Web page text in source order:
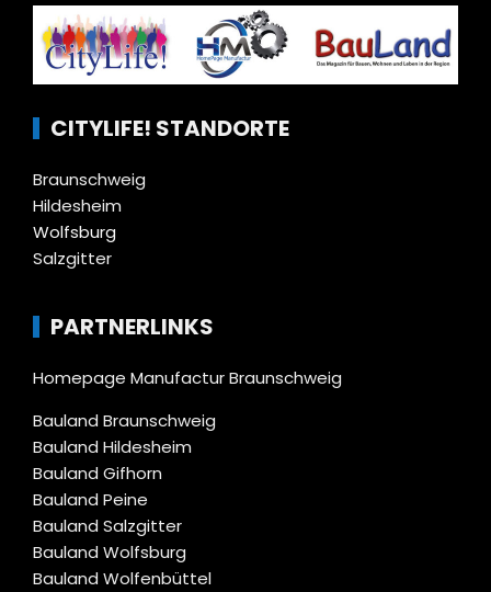
CITYLIFE! STANDORTE
Braunschweig
Hildesheim
Wolfsburg
Salzgitter
PARTNERLINKS
Homepage Manufactur Braunschweig
Bauland Braunschweig
Bauland Hildesheim
Bauland Gifhorn
Bauland Peine
Bauland Salzgitter
Bauland Wolfsburg
Bauland Wolfenbüttel